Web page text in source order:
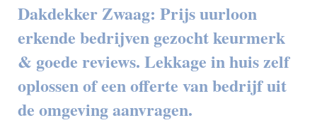
Dakdekker Zwaag: Prijs uurloon
erkende bedrijven gezocht keurmerk
& goede reviews. Lekkage in huis zelf
oplossen of een offerte van bedrijf uit
de omgeving aanvragen.